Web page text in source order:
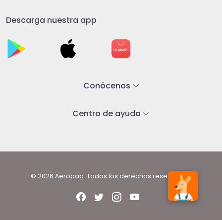
Descarga nuestra app
Conócenos
Centro de ayuda
© 2026 Aeropaq. Todos los derechos reservados.